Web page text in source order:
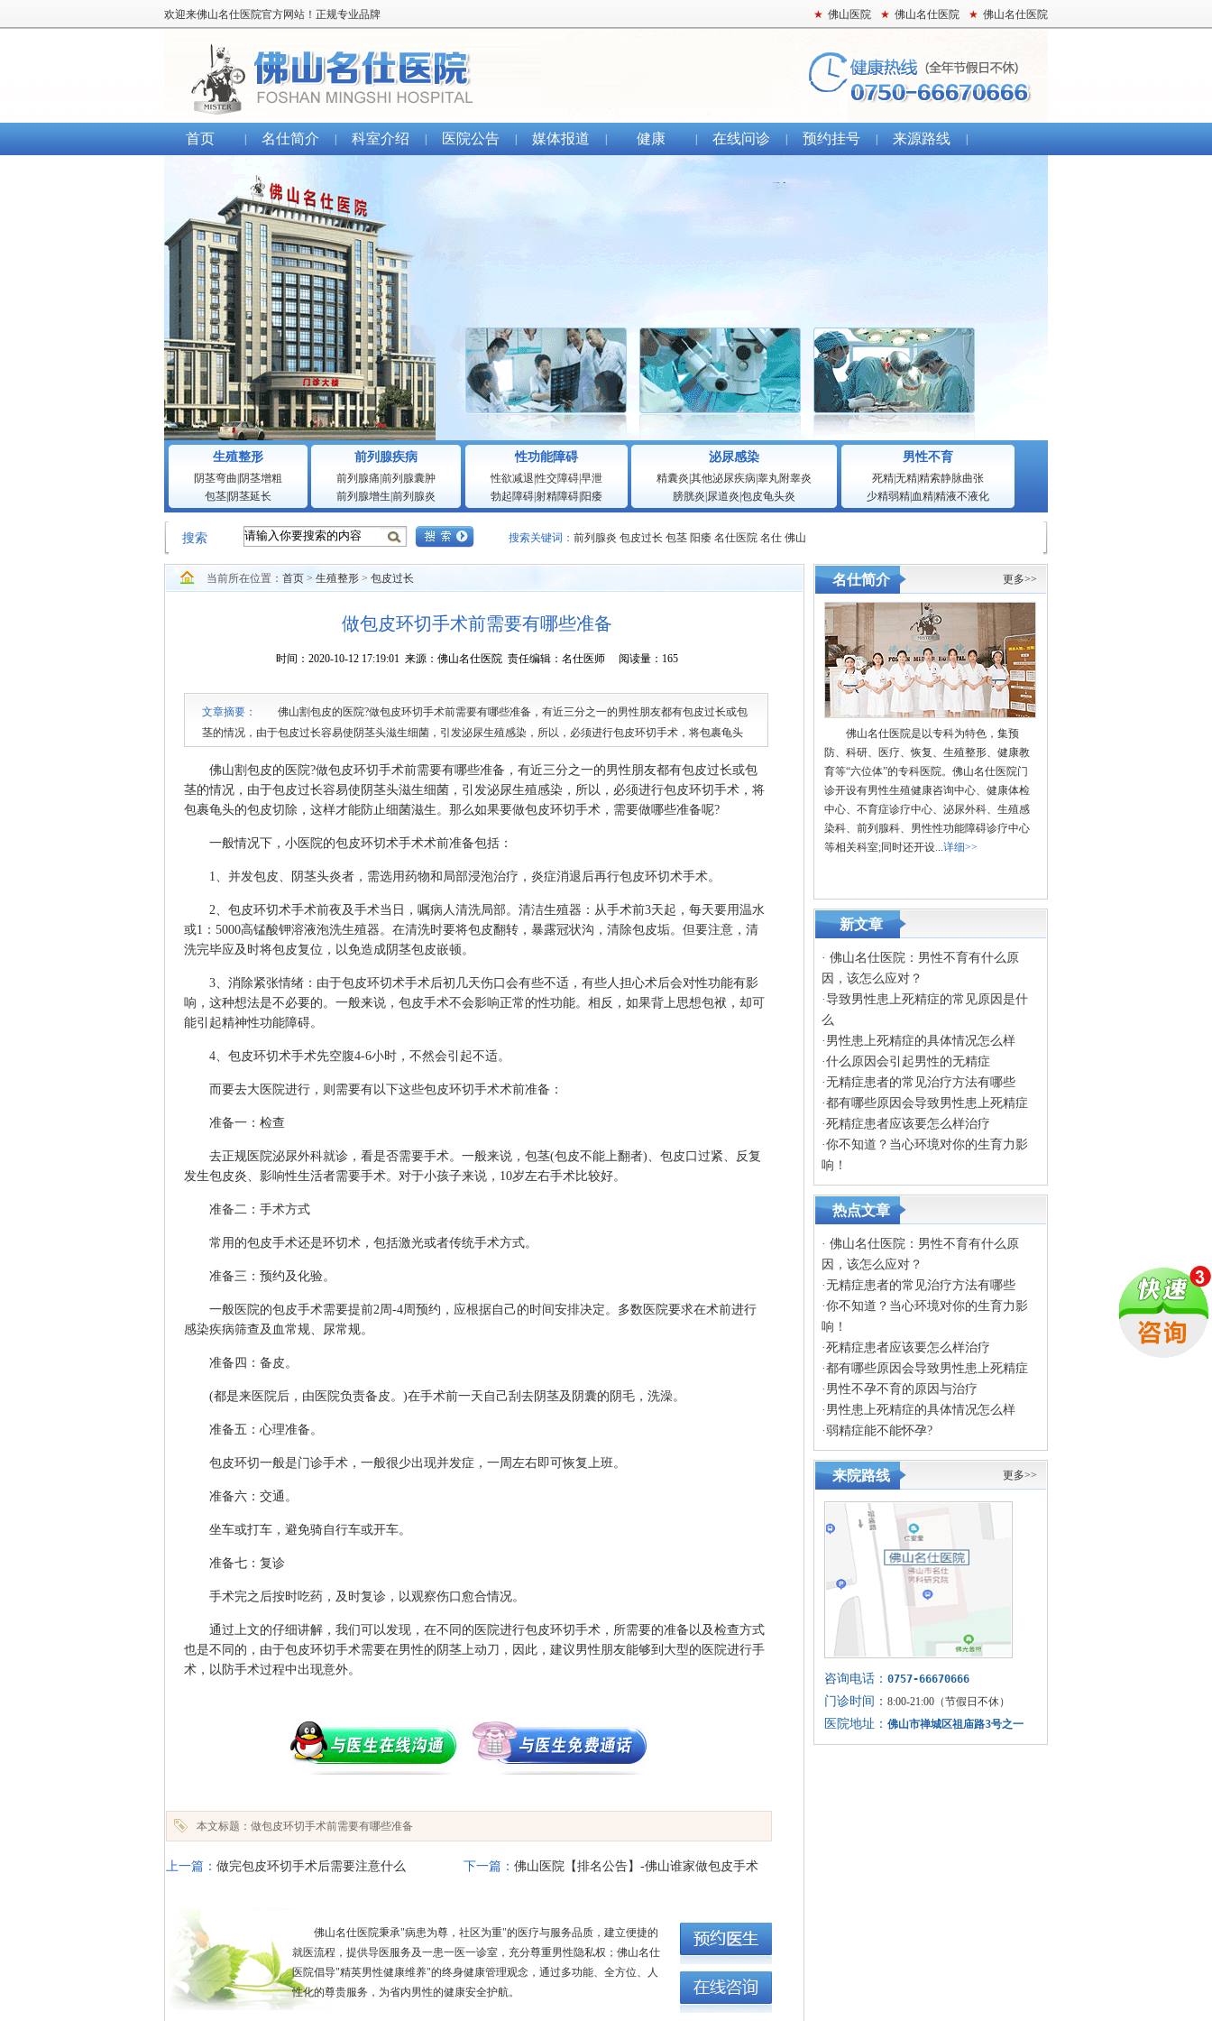
欢迎来佛山名仕医院官方网站！正规专业品牌 ★ 佛山医院 ★ 佛山名仕医院 ★ 佛山名仕医院
首页 名仕简介 科室介绍 医院公告 媒体报道 健康 在线问诊 预约挂号 来源路线
生殖整形
阴茎弯曲 阴茎增粗
包茎| 阴茎延长
前列腺疾病
前列腺痛 前列腺囊肿
前列腺增生 前列腺炎
性功能障碍
性欲减退 性交障碍|早泄
勃起障碍|射精障碍| 阳痿
泌尿感染
精囊炎 其他泌尿疾病睾丸附睾炎
膀胱炎 尿道炎 包皮龟头炎
男性不育
死精|无精|精索静脉曲张
少精弱精| 血精|精液不液化
搜索 搜索关键词： 前列腺炎 包皮过长 包茎 阳痿 名仕医院 名仕 佛山
当前所在位置： 首页 > 生殖整形 > 包皮过长
做包皮环切手术前需要有哪些准备
时间：2020-10-12 17:19:01 来源：佛山名仕医院 责任编辑：名仕医师 阅读量：165
文章摘要：
佛山割包皮的医院?做包皮环切手术前需要有哪些准备，有近三分之一的男性朋友都有包皮过长或包
茎的情况，由于包皮过长容易使阴茎头滋生细菌，引发泌尿生殖感染，所以，必须进行包皮环切手术，将包裹龟头
佛山割包皮的医院?做包皮环切手术前需要有哪些准备，有近三分之一的男性朋友都有包皮过长或包
茎的情况，由于包皮过长容易使阴茎头滋生细菌，引发泌尿生殖感染，所以，必须进行包皮环切手术，将
包裹龟头的包皮切除，这样才能防止细菌滋生。那么如果要做包皮环切手术，需要做哪些准备呢?
一般情况下，小医院的包皮环切术手术术前准备包括：
1、并发包皮、阴茎头炎者，需选用药物和局部浸泡治疗，炎症消退后再行包皮环切术手术。
2、包皮环切术手术前夜及手术当日，嘱病人清洗局部。清洁生殖器：从手术前3天起，每天要用温水
或1：5000高锰酸钾溶液泡洗生殖器。在清洗时要将包皮翻转，暴露冠状沟，清除包皮垢。但要注意，清
洗完毕应及时将包皮复位，以免造成阴茎包皮嵌顿。
3、消除紧张情绪：由于包皮环切术手术后初几天伤口会有些不适，有些人担心术后会对性功能有影
响，这种想法是不必要的。一般来说，包皮手术不会影响正常的性功能。相反，如果背上思想包袱，却可
能引起精神性功能障碍。
4、包皮环切术手术先空腹4-6小时，不然会引起不适。
而要去大医院进行，则需要有以下这些包皮环切手术术前准备：
准备一：检查
去正规医院泌尿外科就诊，看是否需要手术。一般来说，包茎(包皮不能上翻者)、包皮口过紧、反复
发生包皮炎、影响性生活者需要手术。对于小孩子来说，10岁左右手术比较好。
准备二：手术方式
常用的包皮手术还是环切术，包括激光或者传统手术方式。
准备三：预约及化验。
一般医院的包皮手术需要提前2周-4周预约，应根据自己的时间安排决定。多数医院要求在术前进行
感染疾病筛查及血常规、尿常规。
准备四：备皮。
(都是来医院后，由医院负责备皮。)在手术前一天自己刮去阴茎及阴囊的阴毛，洗澡。
准备五：心理准备。
包皮环切一般是门诊手术，一般很少出现并发症，一周左右即可恢复上班。
准备六：交通。
坐车或打车，避免骑自行车或开车。
准备七：复诊
手术完之后按时吃药，及时复诊，以观察伤口愈合情况。
通过上文的仔细讲解，我们可以发现，在不同的医院进行包皮环切手术，所需要的准备以及检查方式
也是不同的，由于包皮环切手术需要在男性的阴茎上动刀，因此，建议男性朋友能够到大型的医院进行手
术，以防手术过程中出现意外。
本文标题：做包皮环切手术前需要有哪些准备
上一篇： 做完包皮环切手术后需要注意什么 下一篇： 佛山医院【排名公告】-佛山谁家做包皮手术
佛山名仕医院秉承"病患为尊，社区为重"的医疗与服务品质，建立便捷的
就医流程，提供导医服务及一患一医一诊室，充分尊重男性隐私权；佛山名仕
医院倡导"精英男性健康维养"的终身健康管理观念，通过多功能、全方位、人
性化的尊贵服务，为省内男性的健康安全护航。
名仕简介 更多>>
佛山名仕医院是以专科为特色，集预
防、科研、医疗、恢复、生殖整形、健康教
育等“六位体”的专科医院。佛山名仕医院门
诊开设有男性生殖健康咨询中心、健康体检
中心、不育症诊疗中心、泌尿外科、生殖感
染科、前列腺科、男性性功能障碍诊疗中心
等相关科室;同时还开设...详细>>
新文章
· 佛山名仕医院：男性不育有什么原
因，该怎么应对？
·导致男性患上死精症的常见原因是什
么
· 男性患上死精症的具体情况怎么样
·什么原因会引起男性的无精症
·无精症患者的常见治疗方法有哪些
·都有哪些原因会导致男性患上死精症
·死精症患者应该要怎么样治疗
·你不知道？当心环境对你的生育力影
响！
热点文章
· 佛山名仕医院：男性不育有什么原
因，该怎么应对？
·无精症患者的常见治疗方法有哪些
·你不知道？当心环境对你的生育力影
响！
·死精症患者应该要怎么样治疗
·都有哪些原因会导致男性患上死精症
· 男性不孕不育的原因与治疗
· 男性患上死精症的具体情况怎么样
·弱精症能不能怀孕?
来院路线 更多>>
咨询电话： 0757-66670666
门诊时间： 8:00-21:00（节假日不休）
医院地址： 佛山市禅城区祖庙路3号之一
(仁寿寺向北20米)